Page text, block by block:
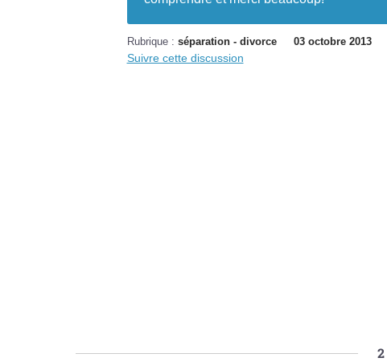
Rubrique : séparation - divorce 03 octobre 2013
Suivre cette discussion
2